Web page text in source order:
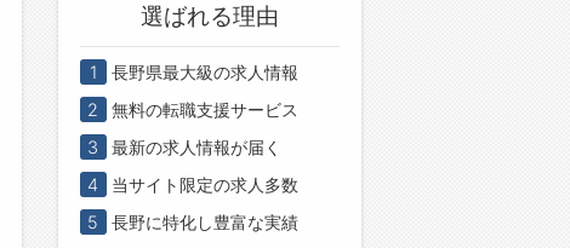
選ばれる理由
1
長野県最大級の求人情報
2
無料の転職支援サービス
3
最新の求人情報が届く
4
当サイト限定の求人多数
5
長野に特化し豊富な実績